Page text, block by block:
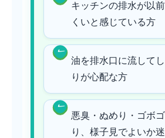
キッチンの排水が以
くいと感じている方
油を排水口に流して
りが心配な方
悪臭・ぬめり・ゴボ
り、様子見でよいか